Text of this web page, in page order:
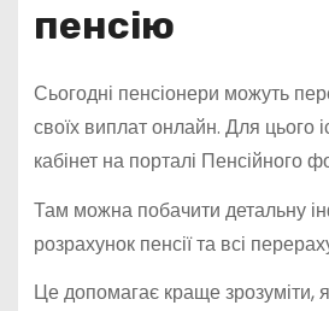
пенсію
Сьогодні пенсіонери можуть
своїх виплат онлайн. Для цього
кабінет на порталі Пенсійного
Там можна побачити детальну
розрахунок пенсії та всі
Це допомагає краще зрозуміти,